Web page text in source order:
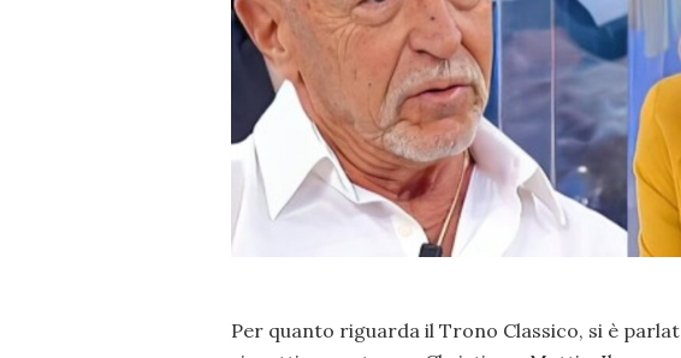
Per quanto riguarda il Trono Classico, si è